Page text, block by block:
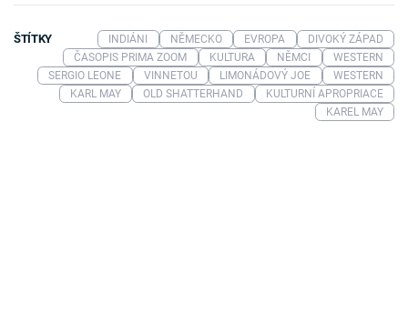
ŠTÍTKY INDIÁNI NĚMECKO EVROPA
DIVOKÝ ZÁPAD
ČASOPIS PRIMA ZOOM
KULTURA NĚMCI
WESTERN
SERGIO LEONE
VINNETOU LIMONÁDOVÝ JOE
WESTERN
KARL MAY
OLD SHATTERHAND
KULTURNÍ APROPRIACE
KAREL MAY